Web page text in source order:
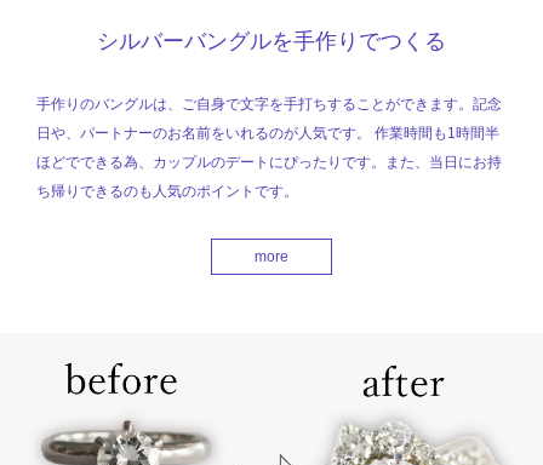
シルバーバングルを手作りでつくる
手作りのバングルは、ご自身で文字を手打ちすることができます。記念
日や、パートナーのお名前をいれるのが人気です。 作業時間も1時間半
ほどでできる為、カップルのデートにぴったりです。また、当日にお持
ち帰りできるのも人気のポイントです。
more